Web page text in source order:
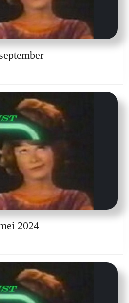
Das
27
september
2024Das
11
mei
2024